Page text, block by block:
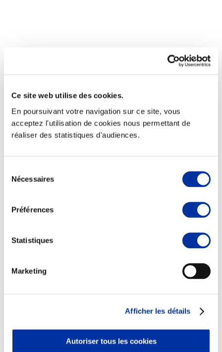
Ce site web utilise des cookies.
En poursuivant votre navigation sur ce site, vous
acceptez l'utilisation de cookies nous permettant de
réaliser des statistiques d'audiences.
Nécessaires
Préférences
Statistiques
Marketing
Afficher les détails
Autoriser tous les cookies
Elevage
Transport – mise en marché
Abattoir
Sécurité sanitaire
Viandes et santé
Juste rémunération et attractivité des métiers